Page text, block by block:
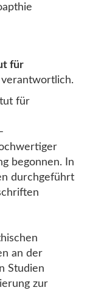
für
für
begonnen. In
durchgeführt
an der
Studien
zur